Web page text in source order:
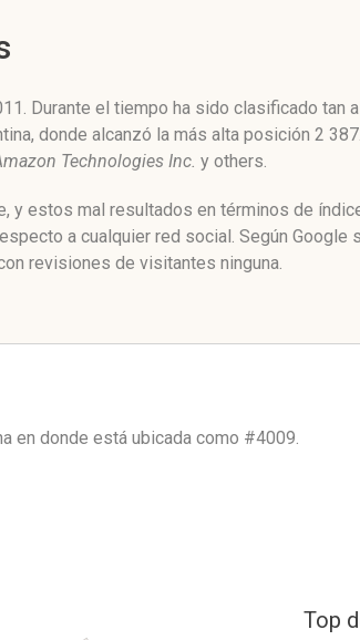
Durante el tiempo ha sido clasificado tan
donde alcanzó la más alta posición 2
Technologies Inc. y others.
y estos mal resultados en términos de
a cualquier red social. Según
revisiones de visitantes ninguna.
en donde está ubicada como #4009.
Top